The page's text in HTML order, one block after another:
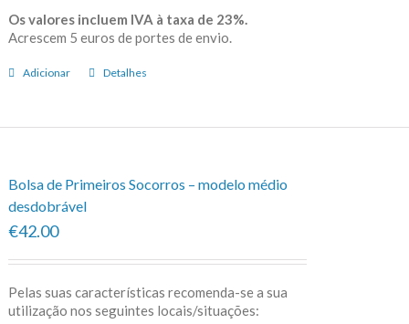
Os valores incluem IVA à taxa de 23%.
Acrescem 5 euros de portes de envio.
Adicionar Detalhes
Bolsa de Primeiros Socorros – modelo médio
desdobrável
€42.00
Pelas suas características recomenda-se a sua
utilização nos seguintes locais/situações: